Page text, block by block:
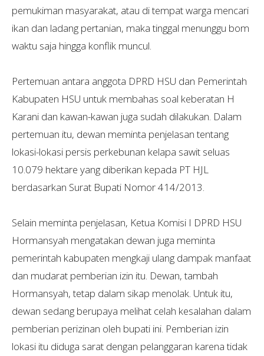
pemukiman masyarakat, atau di tempat warga mencari
ikan dan ladang pertanian, maka tinggal menunggu bom
waktu saja hingga konflik muncul.
Pertemuan antara anggota DPRD HSU dan Pemerintah
Kabupaten HSU untuk membahas soal keberatan H
Karani dan kawan-kawan juga sudah dilakukan. Dalam
pertemuan itu, dewan meminta penjelasan tentang
lokasi-lokasi persis perkebunan kelapa sawit seluas
10.079 hektare yang diberikan kepada PT HJL
berdasarkan Surat Bupati Nomor 414/2013.
Selain meminta penjelasan, Ketua Komisi I DPRD HSU
Hormansyah mengatakan dewan juga meminta
pemerintah kabupaten mengkaji ulang dampak manfaat
dan mudarat pemberian izin itu. Dewan, tambah
Hormansyah, tetap dalam sikap menolak. Untuk itu,
dewan sedang berupaya melihat celah kesalahan dalam
pemberian perizinan oleh bupati ini. Pemberian izin
lokasi itu diduga sarat dengan pelanggaran karena tidak